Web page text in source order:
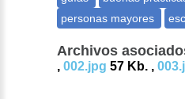
Archivos
,002.jpg 57 Kb. ,